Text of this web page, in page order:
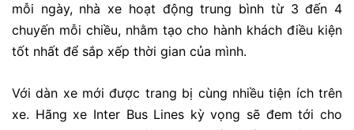
mỗi ngày, nhà xe hoạt động trung bình từ 3 đến 4
chuyến mỗi chiều, nhằm tạo cho hành khách điều kiện
tốt nhất để sắp xếp thời gian của mình.
Với dàn xe mới được trang bị cùng nhiều tiện ích trên
xe. Hãng xe Inter Bus Lines kỳ vọng sẽ đem tới cho